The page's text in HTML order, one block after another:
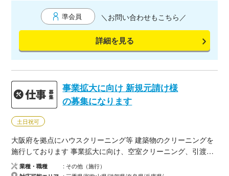
ご相談ください。準会員 ＼お問い合わせもこちら／
詳細を見る
事業拡大に向け 新規元請け様
の募集になります
土日祝可
大阪府を拠点にハウスクリーニング等 建築物のクリーニングを
施行しております 事業拡大に向け、空室クリーニング、引渡美
装、竣工美装、築古戸建クリーニング、ルームエアコン洗浄等
幅広くご相談頂ければ幸いです
業種・職種
その他（施行）